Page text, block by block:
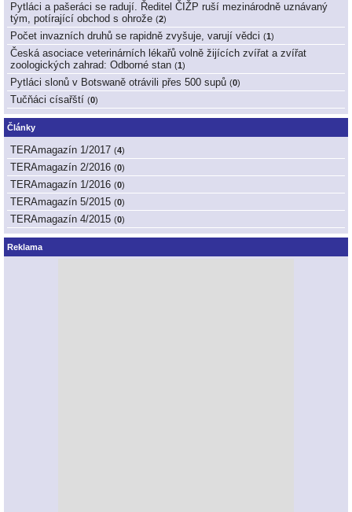
Pytláci a pašeráci se radují. Ředitel ČIŽP ruší mezinárodně uznávaný
tým, potírající obchod s ohrože (2)
Počet invazních druhů se rapidně zvyšuje, varují vědci (1 )
Česká asociace veterinárních lékařů volně žijících zvířat a zvířat
zoologických zahrad: Odborné stan (1 )
Pytláci slonů v Botswaně otrávili přes 500 supů (0)
Tučňáci císařští (0)
Články
TERAmagazín 1/2017 (4)
TERAmagazín 2/2016 (0)
TERAmagazín 1/2016 (0)
TERAmagazín 5/2015 (0)
TERAmagazín 4/2015 (0)
Reklama